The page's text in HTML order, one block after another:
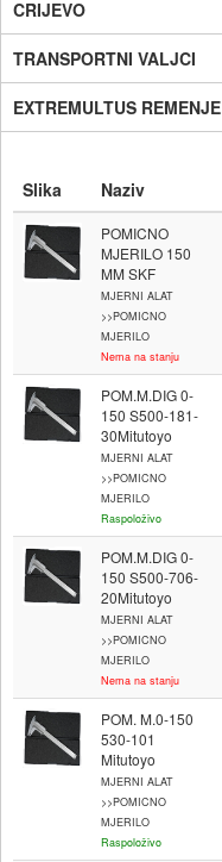
CRIJEVO
TRANSPORTNI VALJCI
EXTREMULTUS REMENJE
Slika Naziv
POMICNO
MJERILO 150
MM SKF
MJERNI ALAT
>>POMICNO
MJERILO
Nema na stanju
POM.M.DIG 0-
150 S500-181-
30Mitutoyo
MJERNI ALAT
>>POMICNO
MJERILO
Raspoloživo
POM.M.DIG 0-
150 S500-706-
20Mitutoyo
MJERNI ALAT
>>POMICNO
MJERILO
Nema na stanju
POM. M.0-150
530-101
Mitutoyo
MJERNI ALAT
>>POMICNO
MJERILO
Raspoloživo